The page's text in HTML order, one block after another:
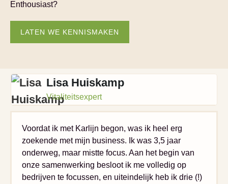
Enthousiast?
LATEN WE KENNISMAKEN
Lisa Huiskamp
Vitaliteitsexpert
Voordat ik met Karlijn begon, was ik heel erg
zoekende met mijn business. Ik was 3,5 jaar
onderweg, maar mistte focus. Aan het begin van
onze samenwerking besloot ik me volledig op
bedrijven te focussen, en uiteindelijk heb ik drie (!)